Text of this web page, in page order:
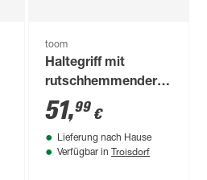
toom
Haltegriff mit
rutschhemmender
Grifffläche Edelstahl
poliert bis 110 kg 45
cm
51,99 €
Lieferung nach Hause
Verfügbar in Troisdorf